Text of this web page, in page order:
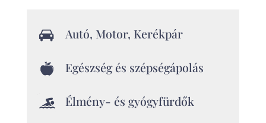
Autó, Motor, Kerékpár
Egészség és szépségápolás
Élmény- és gyógyfürdők